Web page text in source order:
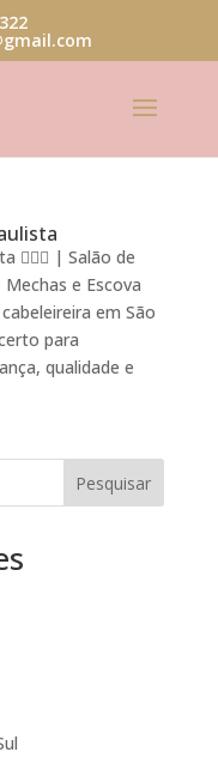
💇‍♀️✨ | Salão de
e Escova
em São
para
qualidade e
Pesquisar